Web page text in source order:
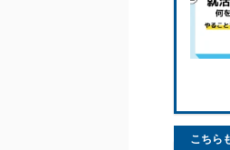
こちら